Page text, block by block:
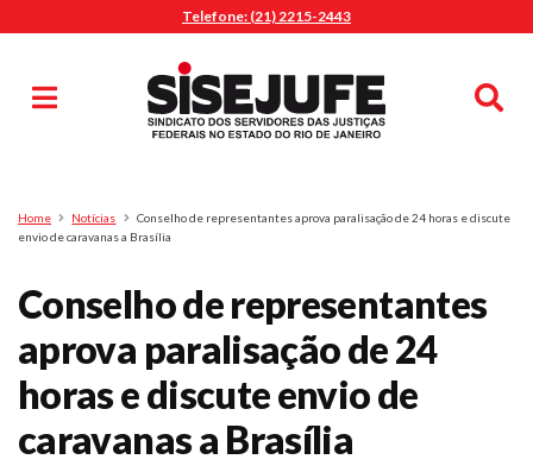
Telefone: (21) 2215-2443
Pesquisa
Home Notícias
Conselho de representantes aprova paralisação de 24 horas e discute
envio de caravanas a Brasília
Conselho de representantes
aprova paralisação de 24
horas e discute envio de
caravanas a Brasília
MENU
Sindicalize-se
Jurídico
O Sindicato
Agenda
Casa do Alto
Nossos Convênios